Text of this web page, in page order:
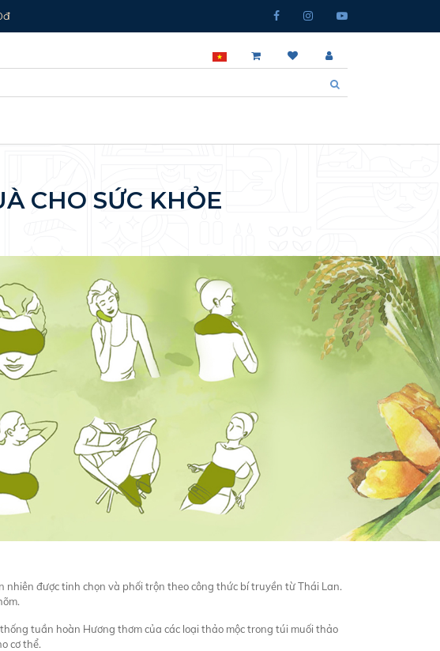
CHO SỨC KHỎE
được tinh chọn và phối trộn theo công thức bí truyền từ Thái Lan.
tuần hoàn Hương thơm của các loại thảo mộc trong túi muối thảo
cơ thể.